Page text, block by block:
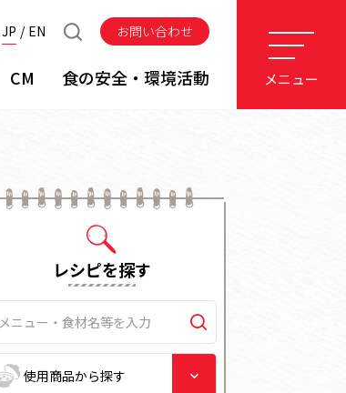
JP EN お問い合わせ
CM 食の安全・環境活動 メニュー
レシピを探す